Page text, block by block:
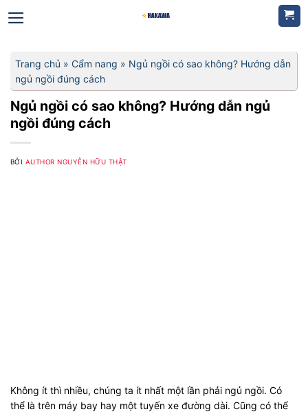
qua
Trang chủ » Cẩm nang » Ngủ ngồi có sao không? Hướng dẫn
ngủ ngồi đúng cách
Ngủ ngồi có sao không? Hướng dẫn ngủ
ngồi đúng cách
BỞI AUTHOR NGUYỄN HỮU THẬT
Không ít thì nhiều, chúng ta ít nhất một lần phải ngủ ngồi. Có
thể là trên máy bay hay một tuyến xe đường dài. Cũng có thể